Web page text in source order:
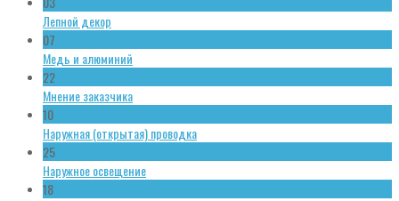
Лепной декор
07
Медь и алюминий
22
Мнение заказчика
10
Наружная (открытая) проводка
25
Наружное освещение
18